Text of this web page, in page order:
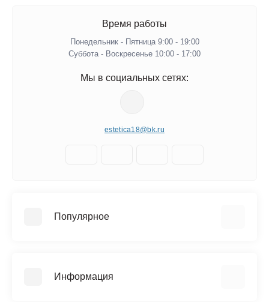
Время работы
Понедельник - Пятница 9:00 - 19:00
Суббота - Воскресенье 10:00 - 17:00
Мы в социальных сетях:
estetica18@bk.ru
Популярное
Сантехника
Информация